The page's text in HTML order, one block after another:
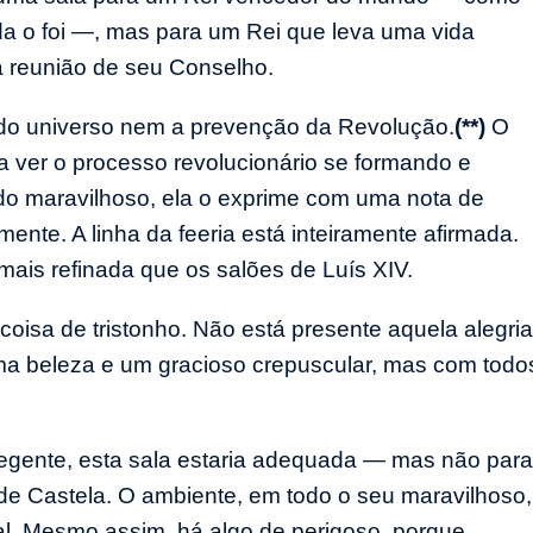
o foi —, mas para um Rei que leva uma vida
de seu Conselho.
universo nem a prevenção da Revolução.(**) O
ver o processo revolucionário se formando e
maravilhoso, ela o exprime com uma nota de
A linha da feeria está inteiramente afirmada.
refinada que os salões de Luís XIV.
de tristonho. Não está presente aquela alegria
beleza e um gracioso crepuscular, mas com
esta sala estaria adequada — mas não para
Castela. O ambiente, em todo o seu maravilhoso,